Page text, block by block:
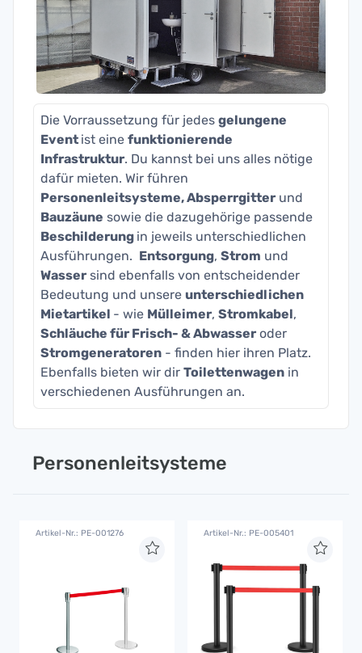
Die Vorraussetzung für jedes gelungene
Event ist eine funktionierende
Infrastruktur. Du kannst bei uns alles nötige
dafür mieten. Wir führen
Personenleitsysteme, Absperrgitter und
Bauzäune sowie die dazugehörige passende
Beschilderung in jeweils unterschiedlichen
Ausführungen. Entsorgung, Strom und
Wasser sind ebenfalls von entscheidender
Bedeutung und unsere unterschiedlichen
Mietartikel - wie Mülleimer, Stromkabel,
Schläuche für Frisch- & Abwasser oder
Stromgeneratoren - finden hier ihren Platz.
Ebenfalls bieten wir dir Toilettenwagen in
verschiedenen Ausführungen an.
Personenleitsysteme
Artikel-Nr.: PE-001276 Artikel-Nr.: PE-005401